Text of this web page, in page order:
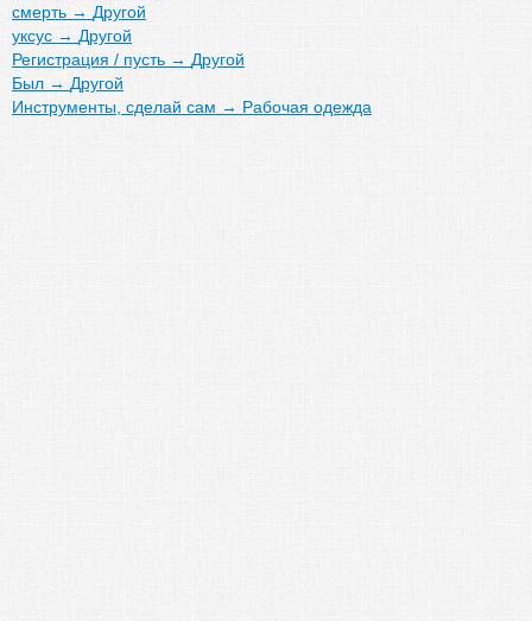
смерть → Другой
уксус → Другой
Регистрация / пусть → Другой
Был → Другой
Инструменты, сделай сам → Рабочая одежда